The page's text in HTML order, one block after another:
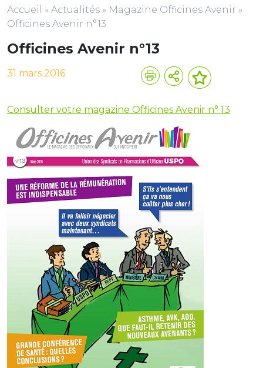
Accueil » Actualités » Magazine Officines Avenir »
Officines Avenir n°13
Officines Avenir n°13
31 mars 2016
Consulter votre magazine Officines Avenir n° 13